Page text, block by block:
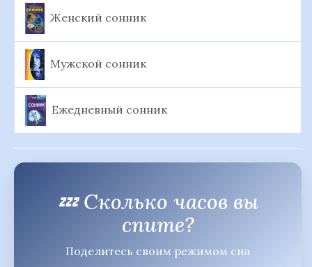
Женский сонник
Мужской сонник
Ежедневный сонник
💤 Сколько часов вы
спите?
Поделитесь своим режимом сна